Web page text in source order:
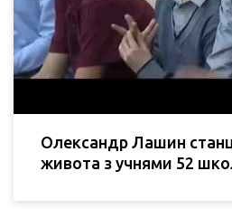
Олександр Лашин
живота з учнями 52